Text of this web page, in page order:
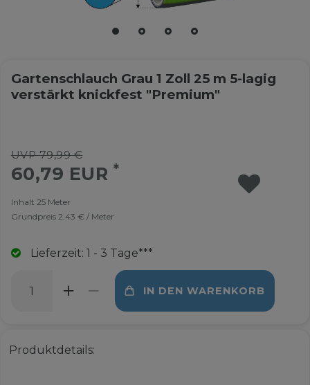
Gartenschlauch Grau 1 Zoll 25 m 5-lagig
verstärkt knickfest "Premium"
UVP 79,99 €
60,79 EUR *
Inhalt 25 Meter
Grundpreis 2,43 € / Meter
Lieferzeit: 1 - 3 Tage***
IN DEN WARENKORB
Produktdetails: